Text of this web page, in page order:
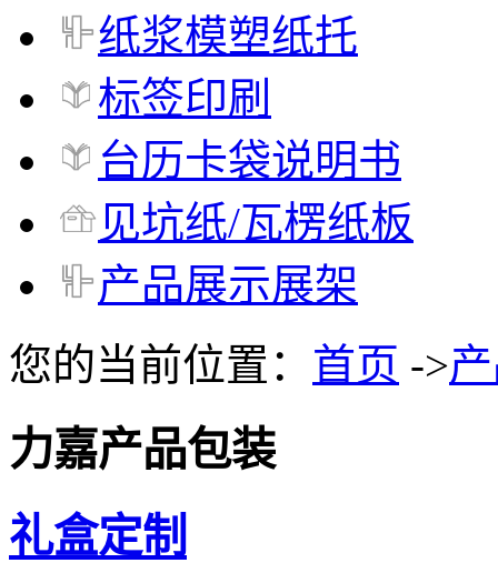
纸浆模塑纸托
标签印刷
台历卡袋说明书
见坑纸/瓦楞纸板
产品展示展架
您的当前位置： 首页 ->
力嘉产品包装
礼盒定制